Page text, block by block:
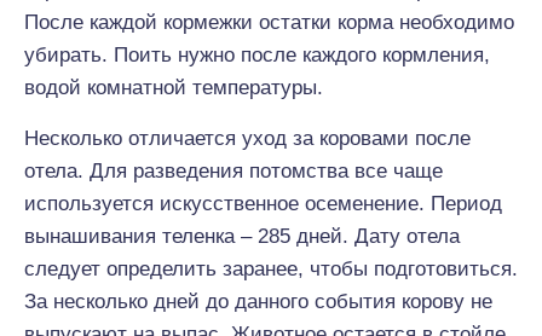
После каждой кормежки остатки корма необходимо
убирать. Поить нужно после каждого кормления,
водой комнатной температуры.
Несколько отличается уход за коровами после
отела. Для разведения потомства все чаще
используется искусственное осеменение. Период
вынашивания теленка – 285 дней. Дату отела
следует определить заранее, чтобы подготовиться.
За несколько дней до данного события корову не